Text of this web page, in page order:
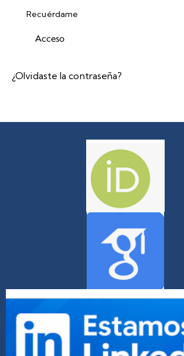
Recuérdame
Acceso
¿Olvidaste la contraseña?